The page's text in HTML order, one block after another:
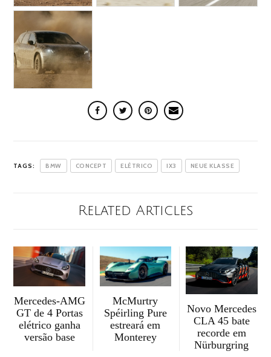
TAGS: BMW CONCEPT ELÉTRICO IX3 NEUE KLASSE
Related Articles
Mercedes-AMG
GT de 4 Portas
elétrico ganha
versão base
McMurtry
Spéirling Pure
estreará em
Monterey
Novo Mercedes
CLA 45 bate
recorde em
Nürburgring